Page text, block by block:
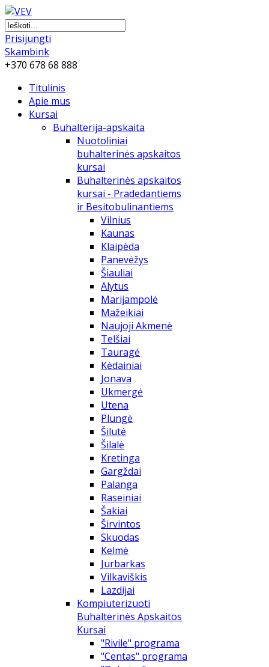
Prisijungti
Skambink
+370 678 68 888
Titulinis
Apie mus
Kursai
Buhalterija-apskaita
Nuotoliniai
buhalterinės apskaitos
kursai
Buhalterinės apskaitos
kursai - Pradedantiems
ir Besitobulinantiems
Vilnius
Kaunas
Klaipėda
Panevėžys
Šiauliai
Alytus
Marijampolė
Mažeikiai
Naujoji Akmenė
Telšiai
Tauragė
Kėdainiai
Jonava
Ukmergė
Utena
Plungė
Šilutė
Šilalė
Kretinga
Gargždai
Palanga
Raseiniai
Šakiai
Širvintos
Skuodas
Kelmė
Jurbarkas
Vilkaviškis
Lazdijai
Kompiuterizuoti
Buhalterinės Apskaitos
Kursai
"Rivile" programa
"Centas" programa